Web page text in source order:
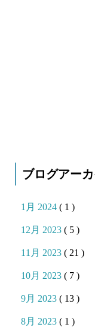
ブログアー
1月 2024( 1 )
12月 2023( 5 )
11月 2023( 21 )
10月 2023( 7 )
9月 2023( 13 )
8月 2023( 1 )